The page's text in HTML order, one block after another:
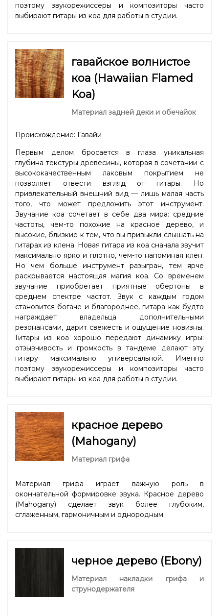
поэтому звукорежиссеры и композиторы часто
выбирают гитары из коа для работы в студии.
гавайское волнистое
коа (Hawaiian Flamed
Koa)
Материал задней деки и обечайок
Происхождение: Гавайи
Первым делом бросается в глаза уникальная
глубина текстуры древесины, которая в сочетании с
высококачественным лаковым покрытием не
позволяет отвести взгляд от гитары. Но
привлекательный внешний вид — лишь малая часть
того, что может предложить этот инструмент.
Звучание коа сочетает в себе два мира: средние
частоты, чем-то похожие на красное дерево, и
высокие, близкие к тем, что вы привыкли слышать на
гитарах из клена. Новая гитара из коа сначала звучит
максимально ярко и плотно, чем-то напоминая клен.
Но чем больше инструмент разыгран, тем ярче
раскрывается настоящая магия коа. Со временем
звучание приобретает приятные обертоны в
среднем спектре частот. Звук с каждым годом
становится богаче и благороднее, гитара как будто
награждает владельца дополнительными
резонансами, дарит свежесть и ощущение новизны.
Гитары из коа хорошо передают динамику игры:
отзывчивость и громкость в тандеме делают эту
гитару максимально универсальной. Именно
поэтому звукорежиссеры и композиторы часто
выбирают гитары из коа для работы в студии.
красное дерево
(Mahogany)
Материал грифа
Материал грифа играет важную роль в
окончательной формировке звука. Красное дерево
(Mahogany) сделает звук более глубоким,
сглаженным, гармоничным и однородным.
черное дерево (Ebony)
Материал накладки грифа и
струнодержателя